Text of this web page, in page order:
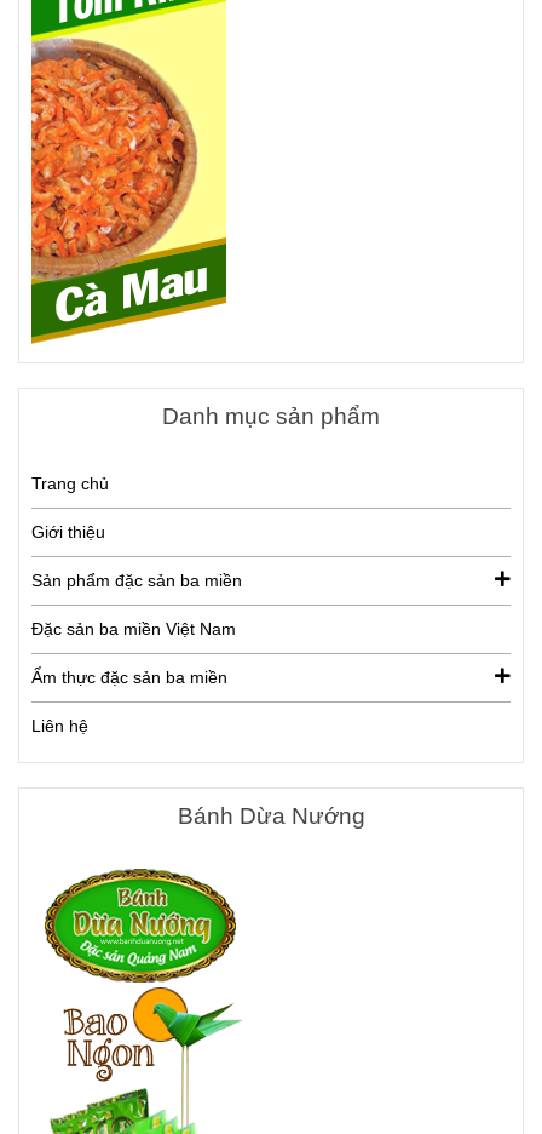
Danh mục sản phẩm
Trang chủ
Giới thiệu
Sản phẩm đặc sản ba miền
Đặc sản ba miền Việt Nam
Ẩm thực đặc sản ba miền
Liên hệ
Bánh Dừa Nướng